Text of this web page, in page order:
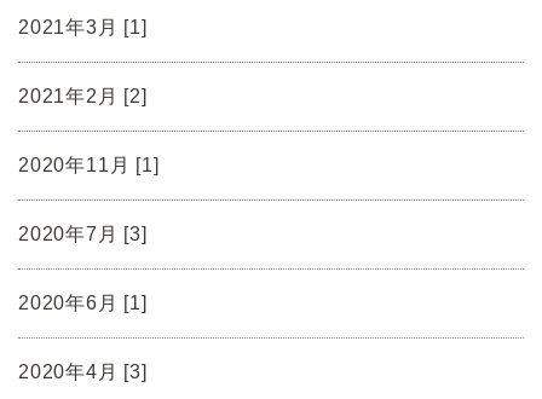
2021年3月 [1]
2021年2月 [2]
2020年11月 [1]
2020年7月 [3]
2020年6月 [1]
2020年4月 [3]